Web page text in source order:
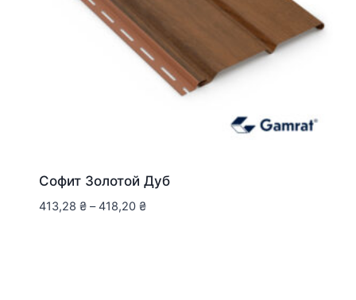
Софит Золотой Дуб
413,28 ₴ – 418,20 ₴